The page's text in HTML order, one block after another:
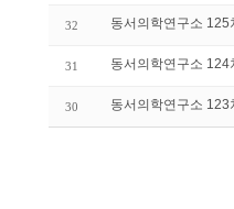
32 동서의학연구소 125
31 동서의학연구소 124
30 동서의학연구소 123